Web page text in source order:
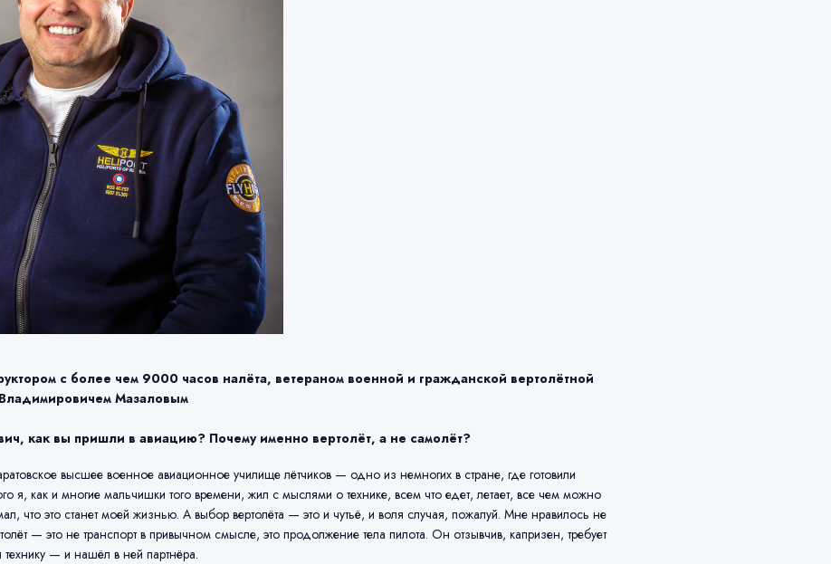
с более чем 9000 часов налёта, ветераном военной и гражданской вертолётной
Мазаловым
как вы пришли в авиацию? Почему именно вертолёт, а не самолёт?
высшее военное авиационное училище лётчиков — одно из немногих в стране, где готовили
я, как и многие мальчишки того времени, жил с мыслями о технике, всем что едет, летает, все чем можно
что это станет моей жизнью. А выбор вертолёта — это и чутьё, и воля случая, пожалуй. Мне нравилось не
— это не транспорт в привычном смысле, это продолжение тела пилота. Он отзывчив, капризен, требует
— и нашёл в ней партнёра.